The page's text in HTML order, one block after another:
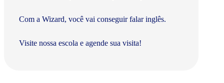
Com a Wizard, você vai conseguir falar inglês.
Visite nossa escola e agende sua visita!